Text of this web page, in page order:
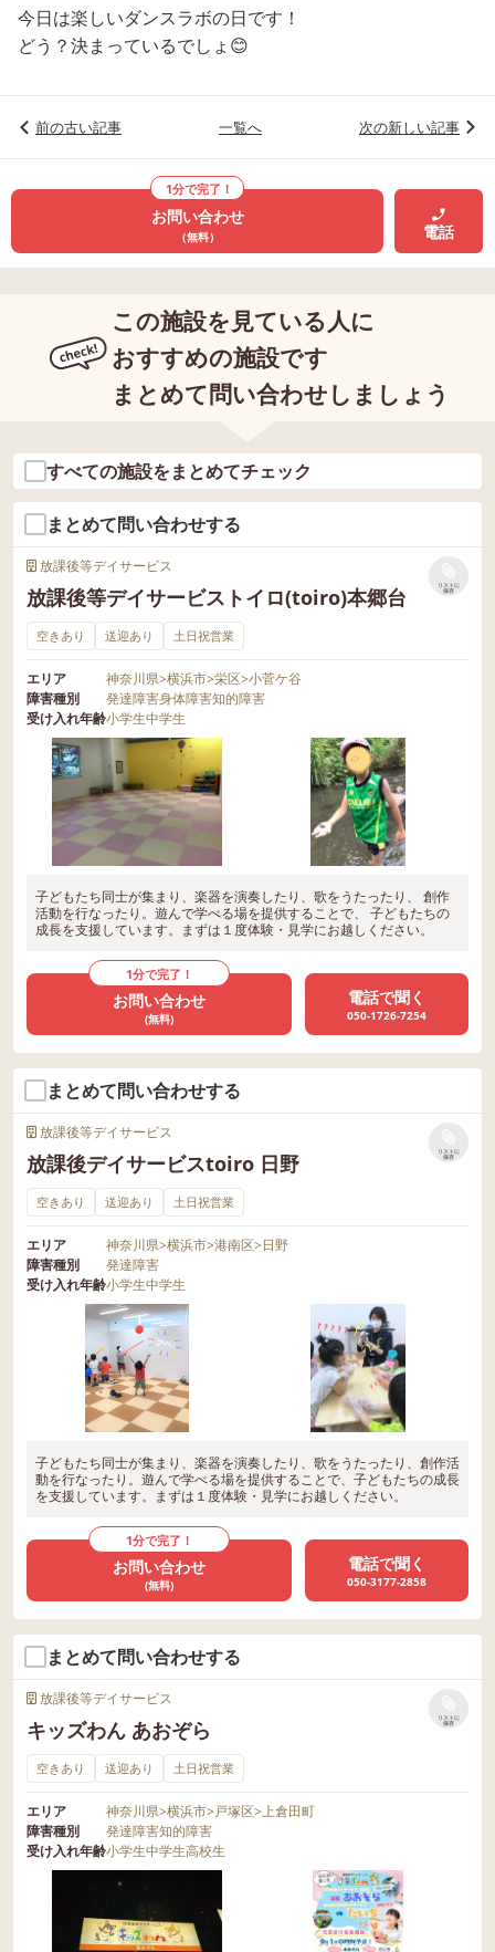
今日は楽しいダンスラボの日です！
どう？決まっているでしょ😊
前の古い記事 一覧へ 次の新しい記事
1分で完了！
お問い合わせ
（無料） 電話
この施設を見ている人に
おすすめの施設です
まとめて問い合わせしましょう
すべての施設をまとめてチェック
まとめて問い合わせする
放課後等デイサービス
放課後等デイサービストイロ(toiro)本郷台
リストに
保存
空きあり 送迎あり 土日祝営業
エリア 神奈川県>横浜市>栄区>小菅ケ谷
障害種別
発達障害身体障害知的障害
受け入れ年齢小学生中学生
子どもたち同士が集まり、楽器を演奏したり、歌をうたったり、 創作
活動を行なったり。遊んで学べる場を提供することで、 子どもたちの
成長を支援しています。まずは１度体験・見学にお越しください。
1分で完了！
お問い合わせ
(無料)
電話で聞く
050-1726-7254
まとめて問い合わせする
放課後等デイサービス
放課後デイサービスtoiro 日野
リストに
保存
空きあり 送迎あり 土日祝営業
エリア 神奈川県>横浜市>港南区>日野
障害種別
発達障害
受け入れ年齢小学生中学生
子どもたち同士が集まり、楽器を演奏したり、歌をうたったり、創作活
動を行なったり。遊んで学べる場を提供することで、子どもたちの成長
を支援しています。まずは１度体験・見学にお越しください。
1分で完了！
お問い合わせ
(無料)
電話で聞く
050-3177-2858
まとめて問い合わせする
放課後等デイサービス
キッズわん あおぞら
リストに
保存
空きあり 送迎あり 土日祝営業
エリア 神奈川県>横浜市>戸塚区>上倉田町
障害種別
発達障害知的障害
受け入れ年齢小学生中学生高校生